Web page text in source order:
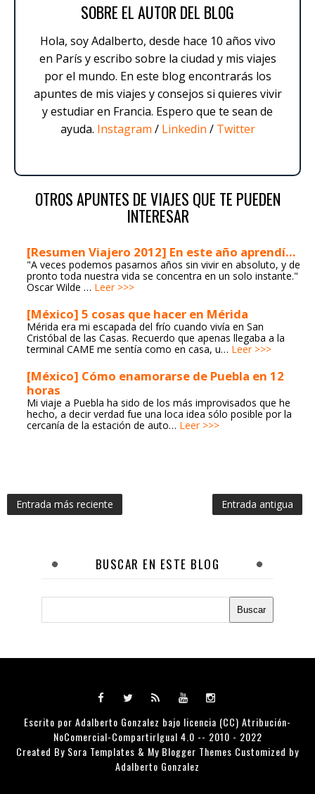
SOBRE EL AUTOR DEL BLOG
Hola, soy Adalberto, desde hace 10 años vivo
en París y escribo sobre la ciudad y mis viajes
por el mundo. En este blog encontrarás los
apuntes de mis viajes y consejos si quieres vivir
y estudiar en Francia. Espero que te sean de
ayuda. Instagram / Linkedin / Twitter
OTROS APUNTES DE VIAJES QUE TE PUEDEN
INTERESAR
[Resumen Viajero 2012] En este año aprendí…
"A veces podemos pasarnos años sin vivir en absoluto, y de
pronto toda nuestra vida se concentra en un solo instante."
Oscar Wilde … Leer >>>
[México] 5 cosas que hacer en Mérida
Mérida era mi escapada del frío cuando vivía en San
Cristóbal de las Casas. Recuerdo que apenas llegaba a la
terminal CAME me sentía como en casa, u… Leer >>>
[México] Cómo enamorarse de Puebla en 12
horas
Mi viaje a Puebla ha sido de los más improvisados que he
hecho, a decir verdad fue una loca idea sólo posible por la
cercanía de la estación de auto… Leer >>>
Entrada más reciente Entrada antigua
BUSCAR EN ESTE BLOG
Escrito por Adalberto Gonzalez bajo licencia (CC) Atribución-
NoComercial-CompartirIgual 4.0 -- 2010 - 2022
Created By Sora Templates & My Blogger Themes Customized by
Adalberto Gonzalez